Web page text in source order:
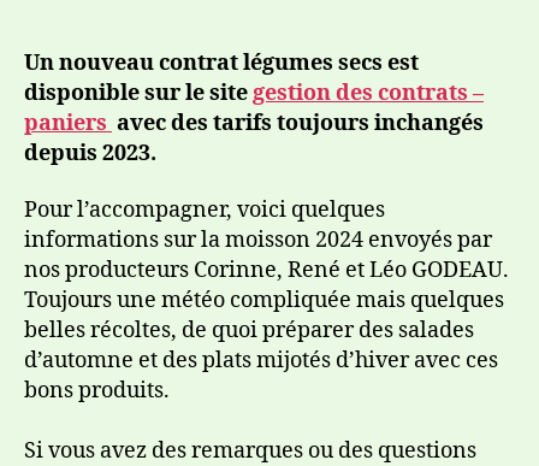
Un nouveau contrat légumes secs est
disponible sur le site gestion des contrats –
paniers avec des tarifs toujours inchangés
depuis 2023.
Pour l’accompagner, voici quelques
informations sur la moisson 2024 envoyés par
nos producteurs Corinne, René et Léo GODEAU.
Toujours une météo compliquée mais quelques
belles récoltes, de quoi préparer des salades
d’automne et des plats mijotés d’hiver avec ces
bons produits.
Si vous avez des remarques ou des questions